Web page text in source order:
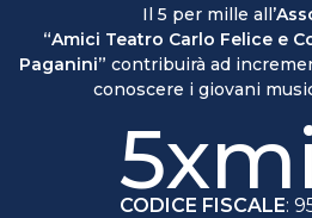
Il 5 per mille all’
“Amici Teatro Carlo Felice e
Paganini” contribuirà ad
conoscere i giovani
CODICE FISCALE: